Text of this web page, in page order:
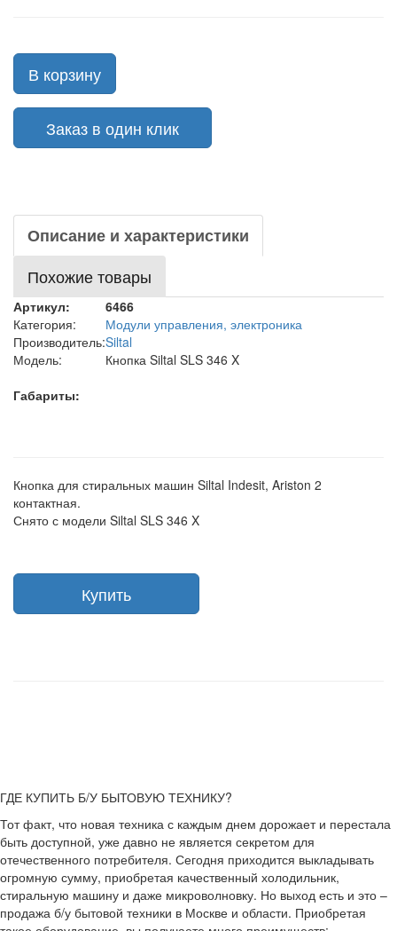
В корзину
Заказ в один клик
Описание и характеристики
Похожие товары
Артикул:
6466
Категория:
Модули управления, электроника
Производитель:Siltal
Модель:
Кнопка Siltal SLS 346 X
Габариты:
Кнопка для стиральных машин Siltal Indesit, Ariston 2
контактная.
Снято с модели Siltal SLS 346 X
ГДЕ КУПИТЬ Б/У БЫТОВУЮ ТЕХНИКУ?
Тот факт, что новая техника с каждым днем дорожает и перестала
быть доступной, уже давно не является секретом для
отечественного потребителя. Сегодня приходится выкладывать
огромную сумму, приобретая качественный холодильник,
стиральную машину и даже микроволновку. Но выход есть и это –
продажа б/у бытовой техники в Москве и области. Приобретая